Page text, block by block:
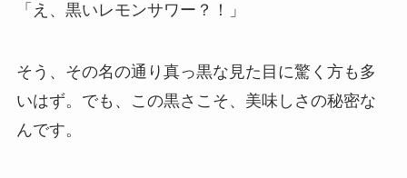
「え、黒いレモンサワー？！」
そう、その名の通り真っ黒な見た目に驚く方も多
いはず。でも、この黒さこそ、美味しさの秘密な
んです。